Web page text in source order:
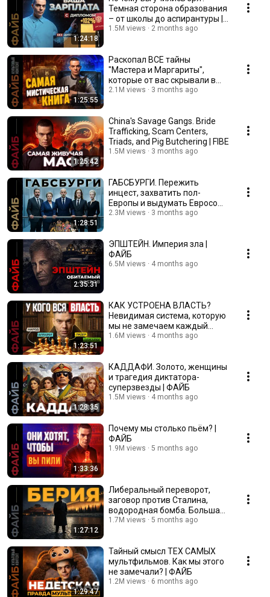
1:24:18
Темная сторона образования
– от школы до аспирантуры |
ФАЙБ
1.5M views 2 months ago
1:25:55
Раскопал ВСЕ тайны
"Мастера и Маргариты",
которые от вас скрывали в
школе. Стало ещё страшнее |
2.1M views 3 months ago
1:25:42
China's Savage Gangs. Bride
Trafficking, Scam Centers,
Triads, and Pig Butchering | FIBE
1.5M views 3 months ago
1:28:51
ГАБСБУРГИ. Пережить
инцест, захватить пол-
Европы и выдумать Евросоюз
| ФАЙБ
2.3M views 3 months ago
2:35:31
ЭПШТЕЙН. Империя зла |
ФАЙБ
6.5M views 4 months ago
1:23:51
КАК УСТРОЕНА ВЛАСТЬ?
Невидимая система, которую
мы не замечаем каждый
день | ФАЙБ
1.6M views 4 months ago
1:28:35
КАДДАФИ. Золото, женщины
и трагедия диктатора-
суперзвезды | ФАЙБ
1.5M views 4 months ago
1:33:36
Почему мы столько пьём? |
ФАЙБ
1.9M views 5 months ago
1:27:12
Либеральный переворот,
заговор против Сталина,
водородная бомба. Большая
игра Берии | ФАЙБ
1.7M views 5 months ago
1:29:47
Тайный смысл ТЕХ САМЫХ
мультфильмов. Как мы этого
не замечали? | ФАЙБ
1.2M views 6 months ago